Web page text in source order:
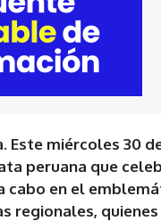
Este miércoles 30
peruana que
en el
regionales,